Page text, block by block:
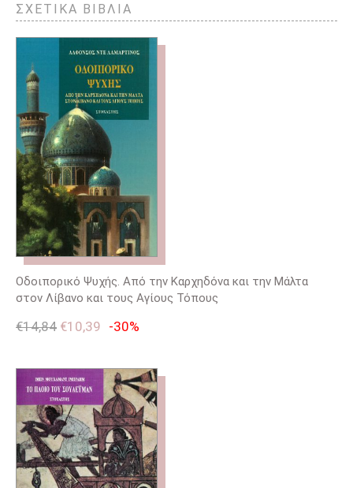
ΣΧΕΤΙΚΑ ΒΙΒΛΙΑ
Οδοιπορικό Ψυχής. Από την Καρχηδόνα και την Μάλτα
στον Λίβανο και τους Αγίους Τόπους
€14,84 €10,39 -30%